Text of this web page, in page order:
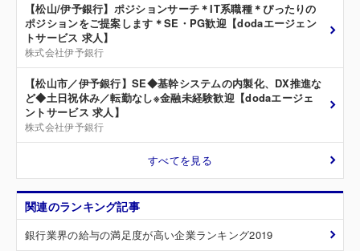
【松山/伊予銀行】ポジションサーチ＊IT系職種＊ぴったりの
ポジションをご提案します＊SE・PG歓迎【dodaエージェン
トサービス 求人】
株式会社伊予銀行
【松山市／伊予銀行】SE◆基幹システムの内製化、DX推進な
ど◆土日祝休み／転勤なし※金融未経験歓迎【dodaエージェ
ントサービス 求人】
株式会社伊予銀行
すべてを見る
関連のランキング記事
銀行業界の給与の満足度が高い企業ランキング2019